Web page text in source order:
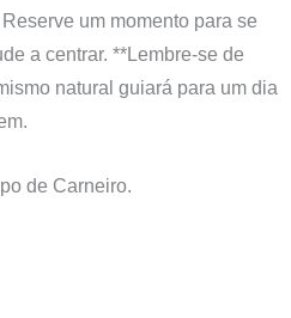
um momento para se
a centrar. **Lembre-se de
natural guiará para um dia
de Carneiro.